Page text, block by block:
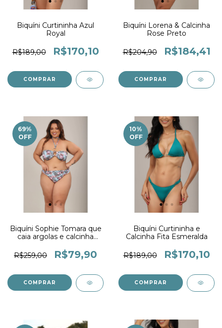
Biquíni Curtininha Azul
Royal
R$189,00 R$170,10
COMPRAR
Biquíni Lorena & Calcinha
Rose Preto
R$204,90 R$184,41
COMPRAR
69%
OFF
Biquíni Sophie Tomara que
caia argolas e calcinha
R$259,00
R$79,90
COMPRAR
10%
OFF
Biquíni Curtininha e
Calcinha Fita Esmeralda
R$189,00 R$170,10
COMPRAR